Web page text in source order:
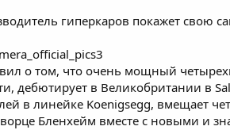
гиперкаров покажет свою
о том, что очень мощный
дебютирует в Великобритании в
в линейке Koenigsegg, вмещает
Бленхейм вместе с новыми и